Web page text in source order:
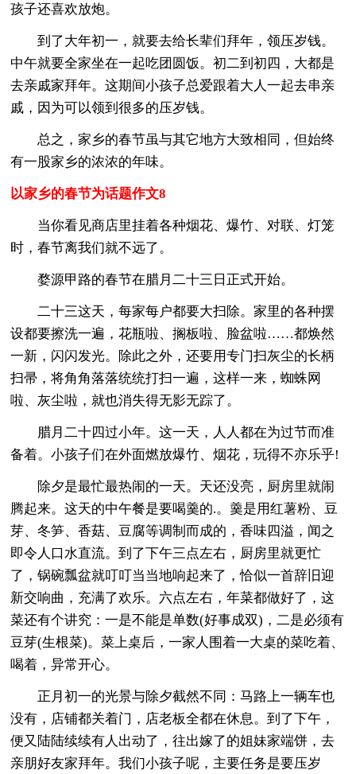
孩子还喜欢放炮。
到了大年初一，就要去给长辈们拜年，领压岁钱。
中午就要全家坐在一起吃团圆饭。初二到初四，大都是
去亲戚家拜年。这期间小孩子总爱跟着大人一起去串亲
戚，因为可以领到很多的压岁钱。
总之，家乡的春节虽与其它地方大致相同，但始终
有一股家乡的浓浓的年味。
以家乡的春节为话题作文8
当你看见商店里挂着各种烟花、爆竹、对联、灯笼
时，春节离我们就不远了。
婺源甲路的春节在腊月二十三日正式开始。
二十三这天，每家每户都要大扫除。家里的各种摆
设都要擦洗一遍，花瓶啦、搁板啦、脸盆啦……都焕然
一新，闪闪发光。除此之外，还要用专门扫灰尘的长柄
扫帚，将角角落落统统打扫一遍，这样一来，蜘蛛网
啦、灰尘啦，就也消失得无影无踪了。
腊月二十四过小年。这一天，人人都在为过节而准
备着。小孩子们在外面燃放爆竹、烟花，玩得不亦乐乎!
除夕是最忙最热闹的一天。天还没亮，厨房里就闹
腾起来。这天的中午餐是要喝羹的.。羹是用红薯粉、豆
芽、冬笋、香菇、豆腐等调制而成的，香味四溢，闻之
即令人口水直流。到了下午三点左右，厨房里就更忙
了，锅碗瓢盆就叮叮当当地响起来了，恰似一首辞旧迎
新交响曲，充满了欢乐。六点左右，年菜都做好了，这
菜还有个讲究：一是不能是单数(好事成双)，二是必须有
豆芽(生根菜)。菜上桌后，一家人围着一大桌的菜吃着、
喝着，异常开心。
正月初一的光景与除夕截然不同：马路上一辆车也
没有，店铺都关着门，店老板全都在休息。到了下午，
便又陆陆续续有人出动了，往出嫁了的姐妹家端饼，去
亲朋好友家拜年。我们小孩子呢，主要任务是要压岁